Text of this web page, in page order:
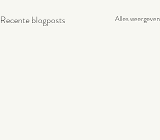
Recente blogposts Alles weergeven